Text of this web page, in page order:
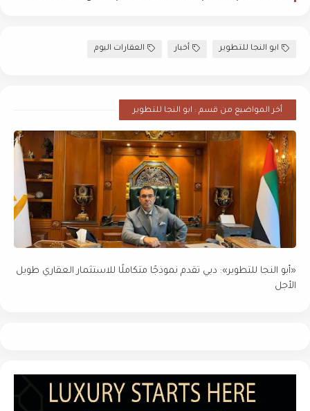
ابو النجا للتطوير أخبار العقارات اليوم
أخر المواضيع من قسم : ابو النجا للتطوير
«أبو النجا للتطوير»: دبي تقدم نموذجًا متكاملًا للاستثمار العقاري طويل
الأجل